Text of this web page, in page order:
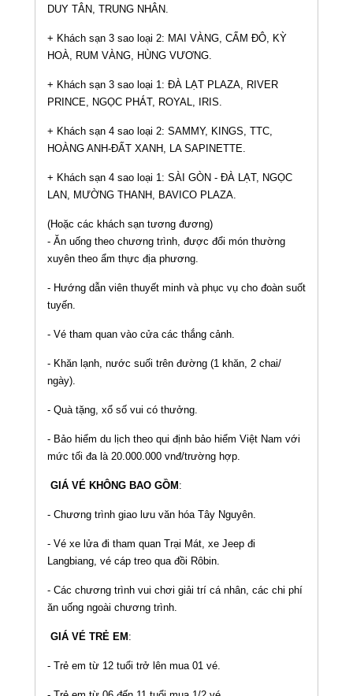
DUY TÂN, TRUNG NHÂN.
+ Khách sạn 3 sao loại 2: MAI VÀNG, CẨM ĐÔ, KỲ
HOÀ, RUM VÀNG, HÙNG VƯƠNG.
+ Khách sạn 3 sao loại 1: ĐÀ LẠT PLAZA, RIVER
PRINCE, NGỌC PHÁT, ROYAL, IRIS.
+ Khách sạn 4 sao loại 2: SAMMY, KINGS, TTC,
HOÀNG ANH-ĐẤT XANH, LA SAPINETTE.
+ Khách sạn 4 sao loại 1: SÀI GÒN - ĐÀ LẠT, NGỌC
LAN, MƯỜNG THANH, BAVICO PLAZA.
(Hoặc các khách sạn tương đương)
- Ăn uống theo chương trình, được đổi món thường
xuyên theo ẩm thực địa phương.
- Hướng dẫn viên thuyết minh và phục vụ cho đoàn suốt
tuyến.
- Vé tham quan vào cửa các thắng cảnh.
- Khăn lạnh, nước suối trên đường (1 khăn, 2 chai/
ngày).
- Quà tặng, xổ số vui có thưởng.
- Bảo hiểm du lịch theo qui định bảo hiểm Việt Nam với
mức tối đa là 20.000.000 vnđ/trường hợp.
GIÁ VÉ KHÔNG BAO GỒM:
- Chương trình giao lưu văn hóa Tây Nguyên.
- Vé xe lửa đi tham quan Trại Mát, xe Jeep đi
Langbiang, vé cáp treo qua đồi Rôbin.
- Các chương trình vui chơi giải trí cá nhân, các chi phí
ăn uống ngoài chương trình.
GIÁ VÉ TRẺ EM:
- Trẻ em từ 12 tuổi trở lên mua 01 vé.